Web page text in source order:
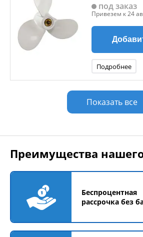
под заказ
Привезем к 24
Подробнее
Показать все
Преимущества
Беспроцентная
рассрочка без